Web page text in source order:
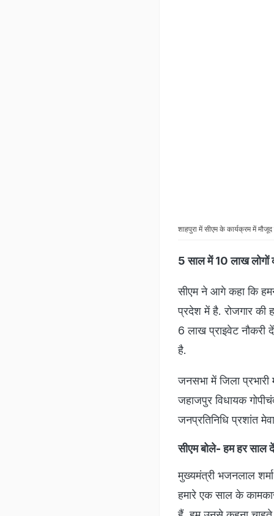
साल बताने का काम
कन्या विद्यालय का
राजकीय कन्या
समारोह अटक गए. लोगों
यह भी पढ़ें -
जानिए कहां क्या-क्या
Rajasthan.NDTV.in पर राजस्थान
मनोरंजन की दुनिया हो, याक्रिकेट
फॉलो करे: